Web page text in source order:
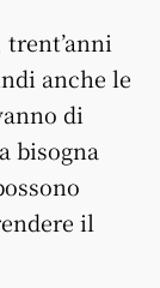
anche le
di
bisogna
il